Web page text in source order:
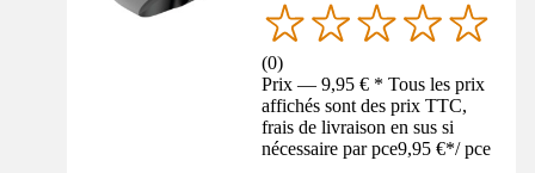
(0)
Prix — 9,95 € * Tous les prix
affichés sont des prix TTC,
frais de livraison en sus si
nécessaire par pce9,95 €*/ pce